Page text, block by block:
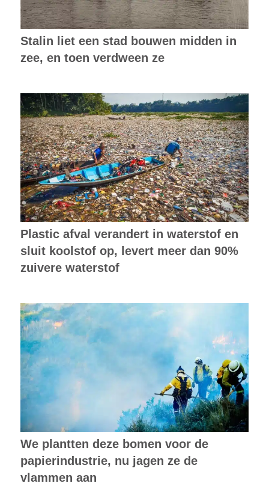
Stalin liet een stad bouwen midden in
zee, en toen verdween ze
Plastic afval verandert in waterstof en
sluit koolstof op, levert meer dan 90%
zuivere waterstof
We plantten deze bomen voor de
papierindustrie, nu jagen ze de
vlammen aan